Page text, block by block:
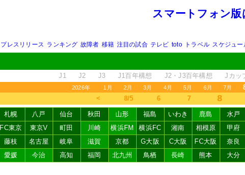
スマートフォン版
プレスリリース ランキング 故障者 移籍 注目の試合 テレビ toto トラベル スケジュー
J1 J2 J3 J1百年構想 J2・J3百年構想 Jカッ
2026年 1月 2月 3月 4月 5月 6月 7月
＜ 8/5 6 7 8
札幌 八戸 仙台 秋田 山形 福島 いわき 鹿島 水戸
FC東京
東京V 町田 川崎 横浜FM 横浜FC 湘南 相模原 甲府
藤枝
名古屋 岐阜 滋賀 京都 G大阪 C大阪 FC大阪 奈良
愛媛
今治 高知 福岡 北九州 鳥栖 長崎 熊本 大分